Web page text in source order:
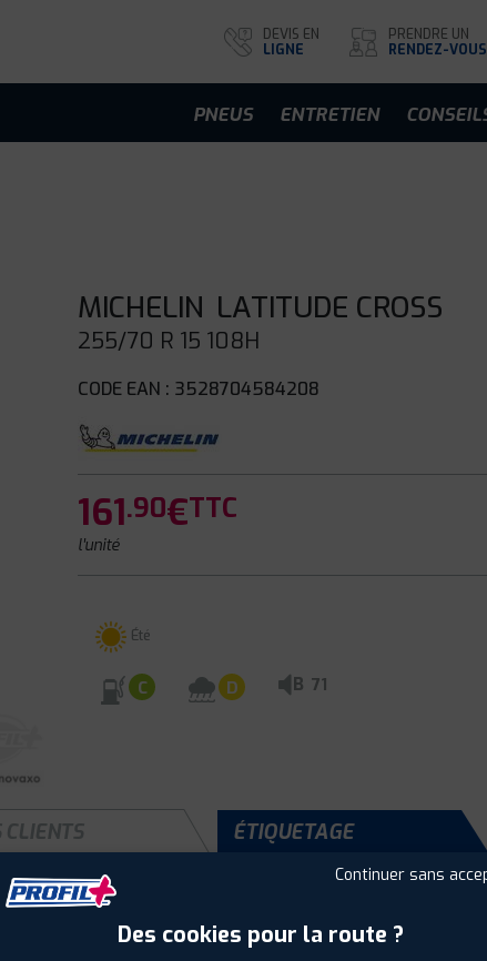
DEVIS EN
LIGNE
PRENDRE UN
RENDEZ-VOUS
PNEUS ENTRETIEN
MICHELIN LATITUDE CROSS
255/70 R 15 108H
CODE EAN : 3528704584208
161.90€TTC
l'unité
Été
C D B 71
ÉTIQUETAGE
Été
Continuer sans
Des cookies pour la route ?